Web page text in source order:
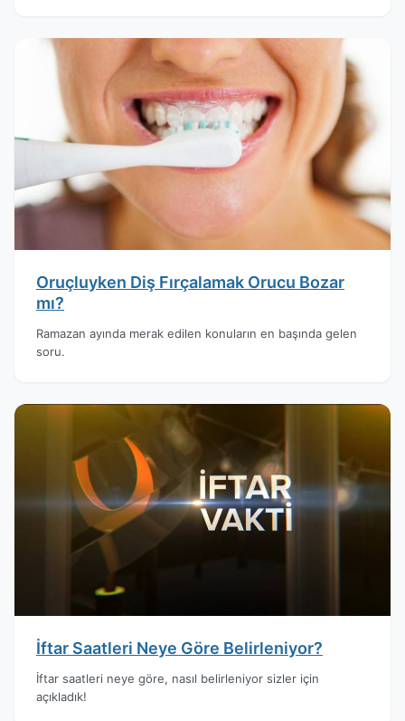
Oruçluyken Diş Fırçalamak Orucu Bozar
mı?
Ramazan ayında merak edilen konuların en başında gelen
soru.
İftar Saatleri Neye Göre Belirleniyor?
İftar saatleri neye göre, nasıl belirleniyor sizler için
açıkladık!